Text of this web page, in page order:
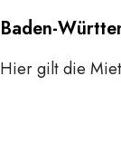
Baden-
Hier gilt die